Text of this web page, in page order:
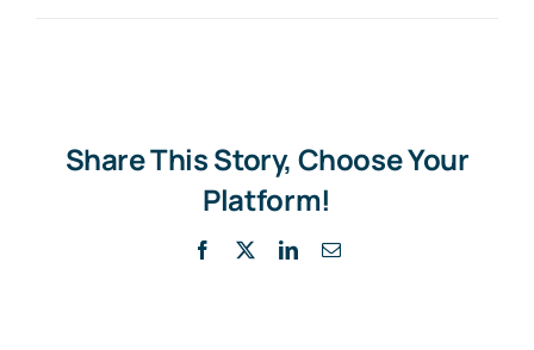
Share This Story, Choose Your
Platform!
Facebook LinkedInEmail: